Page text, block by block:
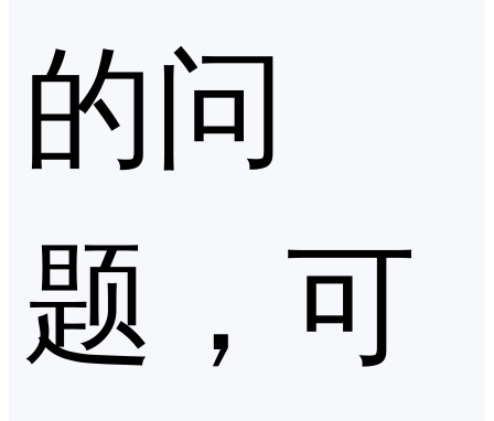
的问
题，可